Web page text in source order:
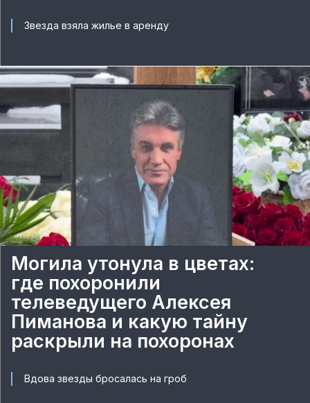
Звезда взяла жилье в аренду
Могила утонула в цветах:
где похоронили
телеведущего Алексея
Пиманова и какую тайну
раскрыли на похоронах
Вдова звезды бросалась на гроб